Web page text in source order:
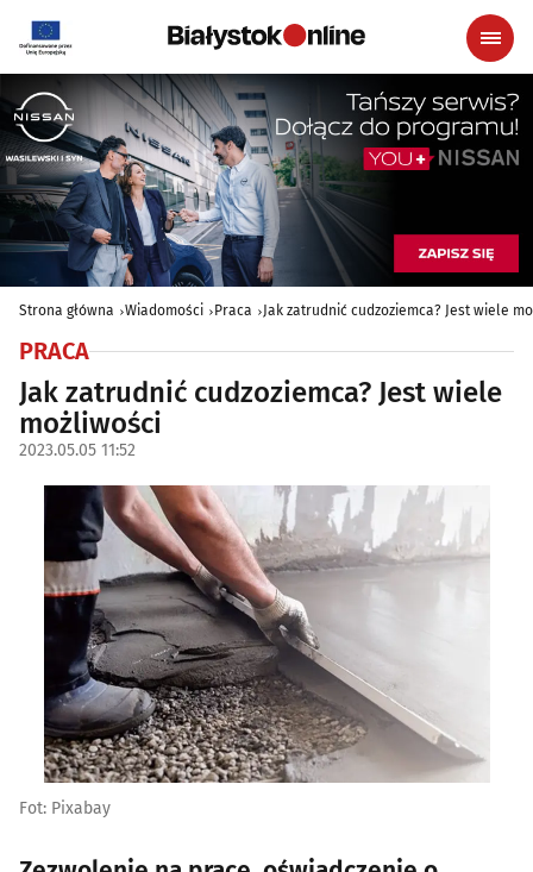
Strona główna Wiadomości Praca Jak zatrudnić cudzoziemca? Jest wiele
PRACA
Jak zatrudnić cudzoziemca? Jest wiele
możliwości
2023.05.05 11:52
Fot: Pixabay